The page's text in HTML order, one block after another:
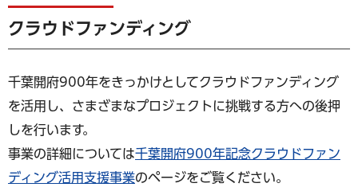
クラウドファンディング
千葉開府900年をきっかけとしてクラウドファンディング
を活用し、さまざまなプロジェクトに挑戦する方への後押
しを行います。
事業の詳細については千葉開府900年記念クラウドファン
ディング活用支援事業のページをご覧ください。